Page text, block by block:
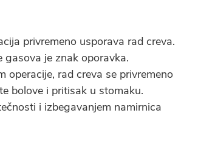
privremeno usporava rad creva.
je znak oporavka.
operacije, rad creva se privremeno
bolove i pritisak u stomaku.
i izbegavanjem namirnica